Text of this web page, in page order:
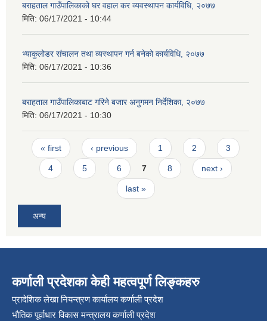
बराहताल गाउँपालिकाको घर वहाल कर व्यवस्थापन कार्यविधि, २०७७
मिति: 06/17/2021 - 10:44
भ्याकुलोडर संचालन तथा व्यस्थापन गर्न बनेको कार्यविधि, २०७७
मिति: 06/17/2021 - 10:36
बराहताल गाउँपालिकाबाट गरिने बजार अनुगमन निर्देशिका, २०७७
मिति: 06/17/2021 - 10:30
Pages
« first ‹ previous 1 2 3
4 5 6 7 8 next ›
last »
अन्य
कर्णाली प्रदेशका केही महत्वपूर्ण लिङ्कहरु
प्रादेशिक लेखा नियन्त्रण कार्यालय कर्णाली प्रदेश
भौतिक पूर्वाधार विकास मन्त्रालय कर्णाली प्रदेश